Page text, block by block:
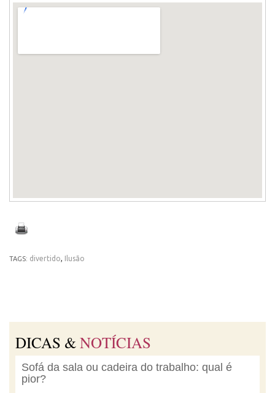
TAGS: divertido, Ilusão
DICAS &NOTÍCIAS
Sofá da sala ou cadeira do trabalho: qual é
pior?